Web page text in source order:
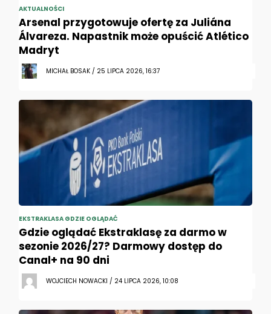
AKTUALNOŚCI
Arsenal przygotowuje ofertę za Juliána
Álvareza. Napastnik może opuścić Atlético
Madryt
MICHAŁ BOSAK / 25 LIPCA 2026, 16:37
EKSTRAKLASA GDZIE OGLĄDAĆ
Gdzie oglądać Ekstraklasę za darmo w
sezonie 2026/27? Darmowy dostęp do
Canal+ na 90 dni
WOJCIECH NOWACKI / 24 LIPCA 2026, 10:08